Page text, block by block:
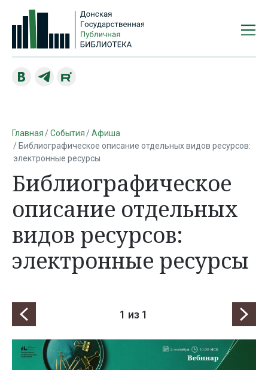
Главная События
Афиша
Библиографическое описание отдельных видов ресурсов:
электронные ресурсы
Библиографическое
описание отдельных
видов ресурсов:
электронные ресурсы
1 из 1